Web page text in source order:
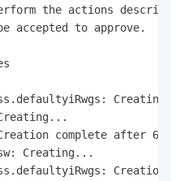
the actions described
accepted to approve.
Creating...
complete after 6s
Creating...
Creation